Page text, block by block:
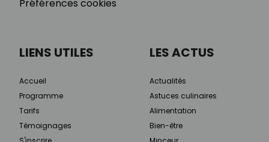
Préférences cookies
LIENS UTILES
Accueil
Programme
Tarifs
Témoignages
LES ACTUS
Actualités
Astuces culinaires
Alimentation
Bien-être